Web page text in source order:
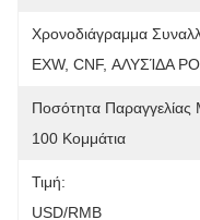
Χρονοδιάγραμμα
EXW, CNF, ΑΛΥΣΊΔΑ
Ποσότητα Παραγγελίας
100 Κομμάτια
Τιμή:
USD/RMB